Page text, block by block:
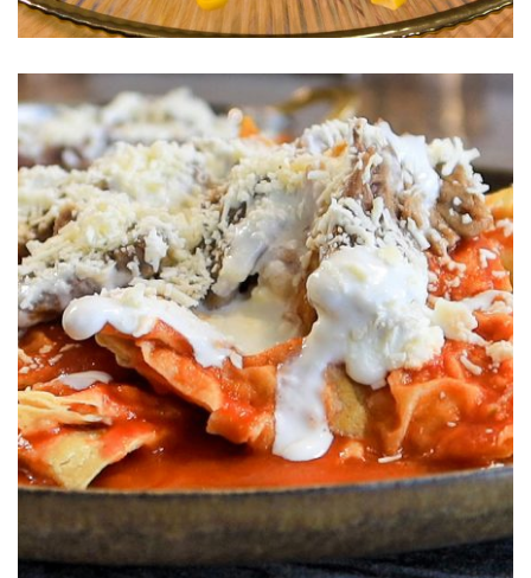
Chilaquiles con Arrachera